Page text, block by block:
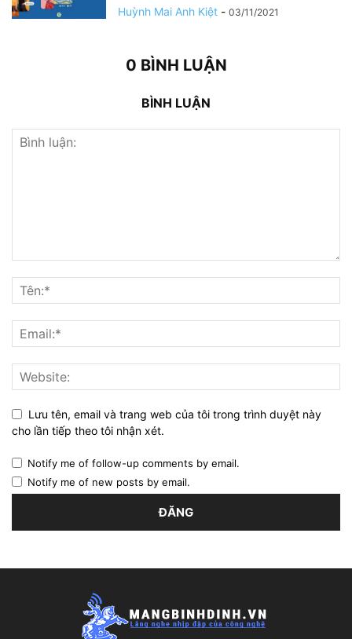
Huỳnh Mai Anh Kiệt - 03/11/2021
0 BÌNH LUẬN
BÌNH LUẬN
Lưu tên, email và trang web của tôi trong trình duyệt này
cho lần tiếp theo tôi nhận xét.
Notify me of follow-up comments by email.
Notify me of new posts by email.